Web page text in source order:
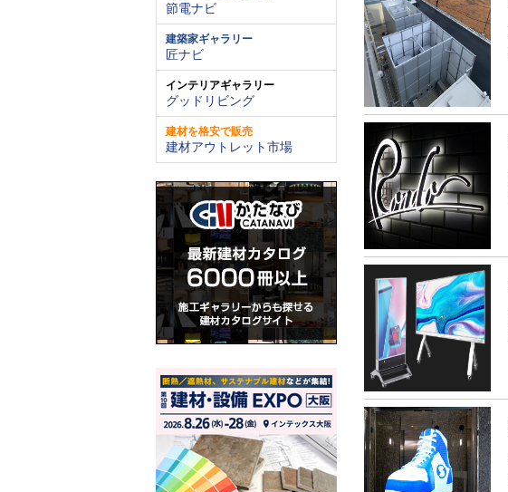
節電ナビ
建築家ギャラリー
匠ナビ
インテリアギャラリー
グッドリビング
建材を格安で販売
建材アウトレット市場